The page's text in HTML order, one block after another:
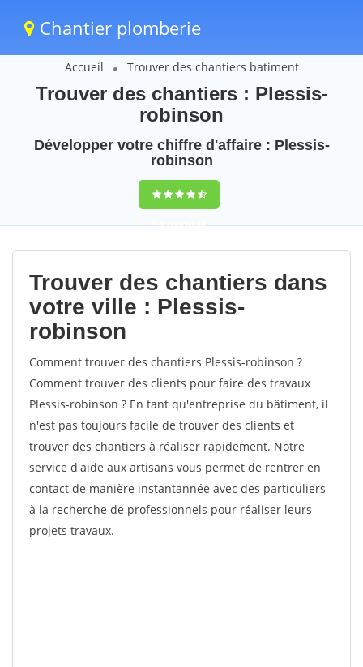
Chantier plomberie
Accueil Trouver des chantiers batiment
Trouver des chantiers : Plessis-
robinson
Développer votre chiffre d'affaire : Plessis-
robinson
9,5(100%)68
votes
Trouver des chantiers dans
votre ville : Plessis-
robinson
Comment trouver des chantiers Plessis-robinson ?
Comment trouver des clients pour faire des travaux
Plessis-robinson ? En tant qu'entreprise du bâtiment, il
n'est pas toujours facile de trouver des clients et
trouver des chantiers à réaliser rapidement. Notre
service d'aide aux artisans vous permet de rentrer en
contact de manière instantannée avec des particuliers
à la recherche de professionnels pour réaliser leurs
projets travaux.